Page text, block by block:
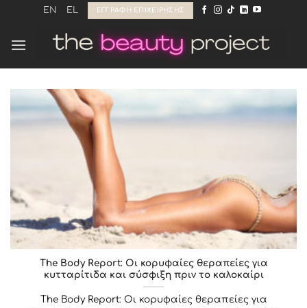
Μετάβαση
περιεχόμενο
EN EL ΕΓΓΡΑΦΉ ΕΠΙΧΕΊΡΗΣΗΣ
The Body Report: Οι κορυφαίες θεραπείες για
κυτταρίτιδα και σύσφιξη πριν το καλοκαίρι
The Body Report: Οι κορυφαίες θεραπείες για